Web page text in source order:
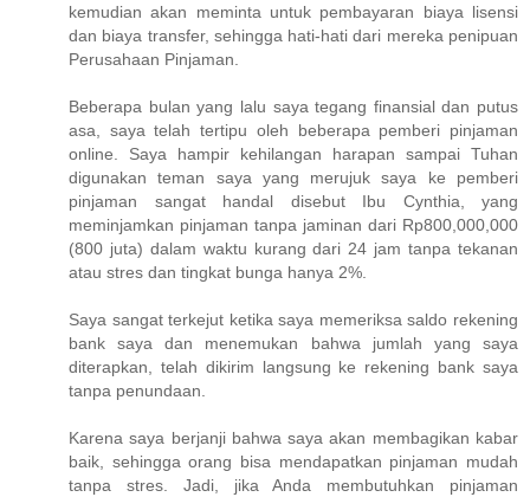
kemudian akan meminta untuk pembayaran biaya lisensi
dan biaya transfer, sehingga hati-hati dari mereka penipuan
Perusahaan Pinjaman.
Beberapa bulan yang lalu saya tegang finansial dan putus
asa, saya telah tertipu oleh beberapa pemberi pinjaman
online. Saya hampir kehilangan harapan sampai Tuhan
digunakan teman saya yang merujuk saya ke pemberi
pinjaman sangat handal disebut Ibu Cynthia, yang
meminjamkan pinjaman tanpa jaminan dari Rp800,000,000
(800 juta) dalam waktu kurang dari 24 jam tanpa tekanan
atau stres dan tingkat bunga hanya 2%.
Saya sangat terkejut ketika saya memeriksa saldo rekening
bank saya dan menemukan bahwa jumlah yang saya
diterapkan, telah dikirim langsung ke rekening bank saya
tanpa penundaan.
Karena saya berjanji bahwa saya akan membagikan kabar
baik, sehingga orang bisa mendapatkan pinjaman mudah
tanpa stres. Jadi, jika Anda membutuhkan pinjaman